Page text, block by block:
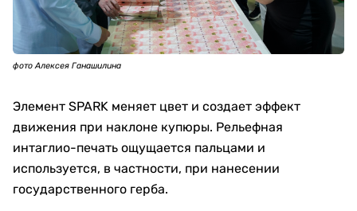
фото Алексея Ганашилина
Элемент SPARK меняет цвет и создает эффект
движения при наклоне купюры. Рельефная
интаглио-печать ощущается пальцами и
используется, в частности, при нанесении
государственного герба.